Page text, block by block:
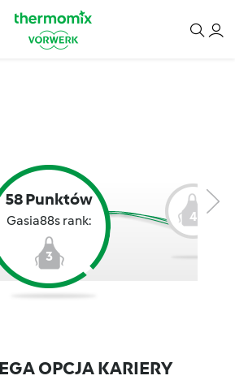
58 Punktów
Gasia88s rank:
3
4
OPCJA KARIERY